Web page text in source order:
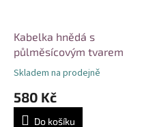
Kabelka hnědá s
půlměsícovým tvarem
Skladem na prodejně
580 Kč
Do košíku